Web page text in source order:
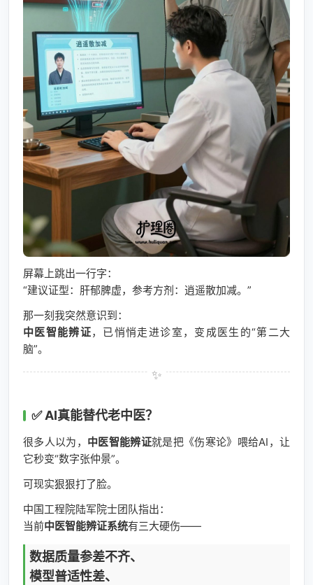
屏幕上跳出一行字：
“建议证型：肝郁脾虚，参考方剂：逍遥散加减。”
那一刻我突然意识到：
中医智能辨证，已悄悄走进诊室，变成医生的“第二大
脑”。
✅ AI真能替代老中医？
很多人以为， 中医智能辨证就是把《伤寒论》喂给AI，让
它秒变“数字张仲景”。
可现实狠狠打了脸。
中国工程院陆军院士团队指出：
当前中医智能辨证系统有三大硬伤——
数据质量参差不齐、
模型普适性差、